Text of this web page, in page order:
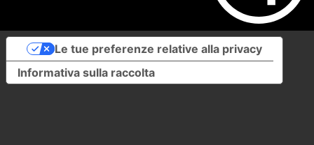
Informativa sulla raccolta
Le tue preferenze relative alla privacy